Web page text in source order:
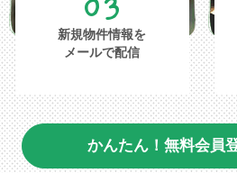
03
新規物件情報を
メールで配信
かんたん！無料会員